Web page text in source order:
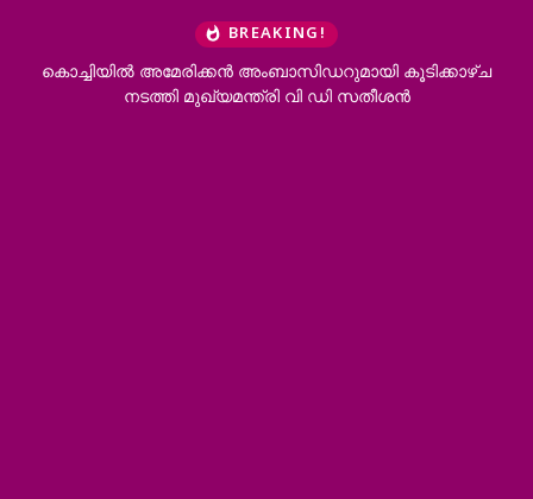
BREAKING!
കൂടിക്കാഴ്ച
കോന്നി ആനക്കൂട്ടിൽ ആനയുടെ ചവിട്ടേറ്റ്